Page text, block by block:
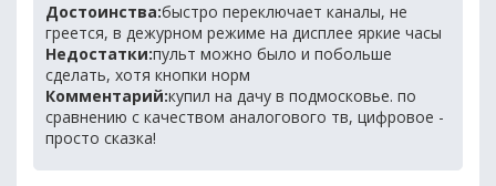
Достоинства:быстро переключает каналы, не
греется, в дежурном режиме на дисплее яркие часы
Недостатки:пульт можно было и побольше
сделать, хотя кнопки норм
Комментарий:купил на дачу в подмосковье. по
сравнению с качеством аналогового тв, цифровое -
просто сказка!